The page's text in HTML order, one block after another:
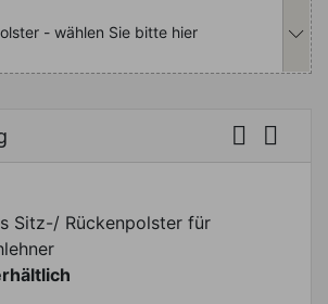
- wählen Sie bitte hier
 
Sitz-/ Rückenpolster für